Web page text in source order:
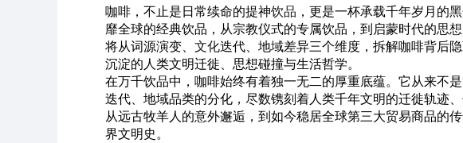
咖啡，不止是日常续命的提神饮品 ，更是一杯承载千年岁月的
靡全球的经典饮品，从宗教仪式的专属饮品，到启蒙时代的思想
将从词源演变、 文化迭代、地域差异三个维度，拆解咖啡背后
沉淀的人类文明迁徙、思想碰撞与生活哲学。
在万千饮品中，咖啡始终有着独一无二的厚重底蕴。它从来不
迭代、地域品类的分化，尽数镌刻着人类千年文明的迁徙轨迹
从远古牧羊人的意外邂逅，到如今稳居全球第三大贸易商品的
界文明史。